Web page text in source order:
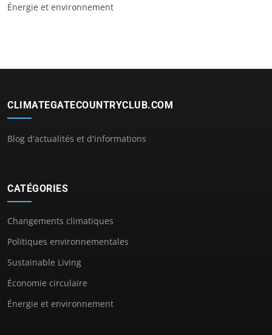
Énergie et environnement
CLIMATEGATECOUNTRYCLUB.COM
Blog d'actualités et d'informations
CATÉGORIES
Changements climatiques
Politiques environnementales
Sustainable Living
Économie circulaire
Énergie et environnement